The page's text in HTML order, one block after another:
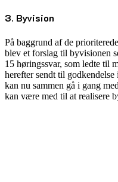
3. Byvision
På baggrund af de
blev et forslag til byvisionen
15 høringssvar, som ledte til
herefter sendt til
kan nu sammen gå i gang
kan være med til at realisere